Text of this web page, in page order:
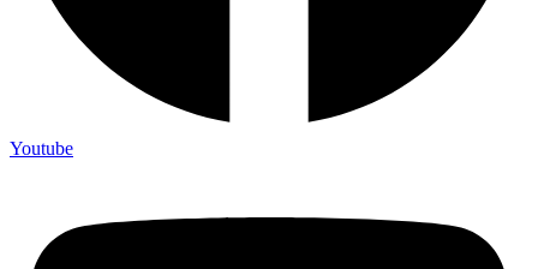
Youtube